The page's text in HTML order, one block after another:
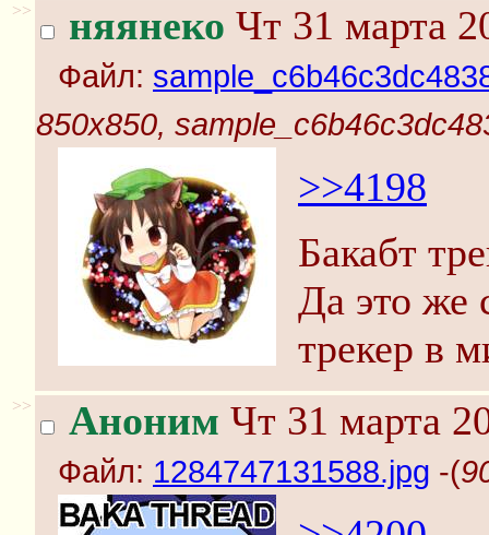
>> няянеко Чт 31 марта
Файл:
850x850,
>>4198
Бакабт
Да это же
трекер в
>> Аноним Чт 31 марта
Файл: 1284747131588.jpg -(